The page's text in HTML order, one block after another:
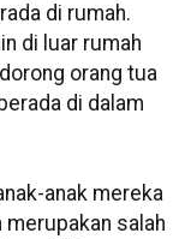
di rumah.
di luar rumah
orang tua
di dalam
anak mereka
salah